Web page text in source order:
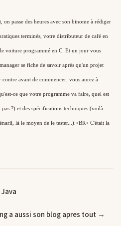
passe des heures avec son binome à rédiger
terminés, votre distributeur de café en
voiture programmé en C. Et un jour vous
se fiche de savoir après qu'un projet
contre avant de commencer, vous aurez à
ce que votre programme va faire, quel est
?) et des spécifications techniques (voilà
là le moyen de le tester...).<BR> C'était la
a aussi son blog apres tout →